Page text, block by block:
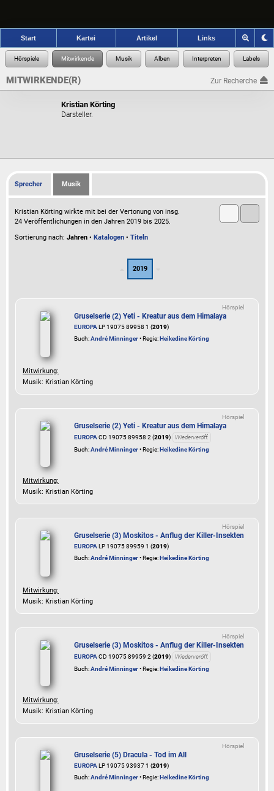
Start Kartei Artikel Links
MITWIRKENDE(R) Zur Recherche
Kristian Körting
Darsteller.
Sprecher Musik
Kristian Körting wirkte mit bei der Vertonung von insg.
24 Veröffentlichungen in den Jahren 2019 bis 2025.
Sortierung nach: Jahren • Katalogen • Titeln
2019
Hörspiel
Gruselserie (2) Yeti - Kreatur aus dem Himalaya
EUROPALP 19075 89958 1 (2019)
Buch:André Minninger• Regie:Heikedine Körting
Mitwirkung:
Musik: Kristian Körting
Hörspiel
Gruselserie (2) Yeti - Kreatur aus dem Himalaya
EUROPACD 19075 89958 2 (2019)
Wiederveröff.
Buch:André Minninger• Regie:Heikedine Körting
Mitwirkung:
Musik: Kristian Körting
Hörspiel
Gruselserie (3) Moskitos - Anflug der Killer-Insekten
EUROPALP 19075 89959 1 (2019)
Buch:André Minninger• Regie:Heikedine Körting
Mitwirkung:
Musik: Kristian Körting
Hörspiel
Gruselserie (3) Moskitos - Anflug der Killer-Insekten
EUROPACD 19075 89959 2 (2019)
Wiederveröff.
Buch:André Minninger• Regie:Heikedine Körting
Mitwirkung:
Musik: Kristian Körting
Hörspiel
Gruselserie (5) Dracula - Tod im All
EUROPALP 19075 93937 1 (2019)
Buch:André Minninger• Regie:Heikedine Körting